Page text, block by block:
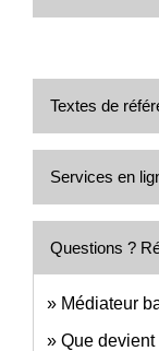
Textes de
Services en
Questions ?
Médiateur
Que